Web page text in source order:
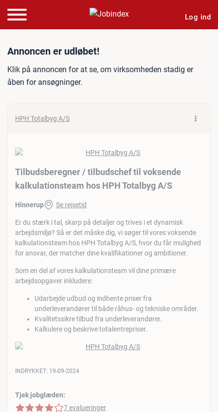
Log ind
Jobannonce:
Annoncen er udløbet!
Klik på annoncen for at se, om virksomheden stadig er
åben for ansøgninger.
HPH Totalbyg A/S
Tilbudsberegner /​ tilbudschef til voksende
kalkulationsteam hos HPH Totalbyg A/​S
Hinnerup Se rejsetid
Er du stærk i tal, skarp på detaljer og trives i et dynamisk
arbejdsmiljø? Så er det måske dig, vi søger til vores voksende
kalkulationsteam hos HPH Totalbyg A/S, hvor du får mulighed
for ansvar, der matcher dine kvalifikationer og ambitioner.
Som en del af vores kalkulationsteam vil dine primære
arbejdsopgaver inkludere:
Udarbejde udbud og indhente priser fra
underleverandører til både råhus- og tekniske områder.
Kvalitetssikre tilbud fra underleverandører.
Kalkulere og beskrive totalentrepriser.
Tjek jobglæden:
4 af 5 stjerner
7 evalueringer
INDRYKKET: 19-09-2024